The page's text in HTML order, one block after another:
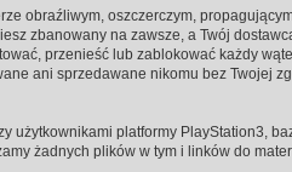
obraźliwym, oszczerczym,
zbanowany na zawsze, a Twój
przenieść lub zablokować każdy
ani sprzedawane nikomu bez Twojej
użytkownikami platformy PlayStation3,
żadnych plików w tym i linków do